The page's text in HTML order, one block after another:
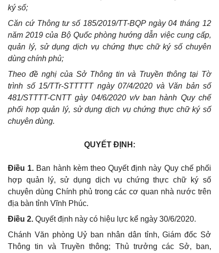
ký số;
Căn cứ Thông tư số 185/2019/TT-BQP ngày 04 tháng 12
năm 2019 của Bộ Quốc phòng hướng dẫn việc cung cấp,
quản lý, sử dụng dịch vụ chứng thực chữ ký số chuyên
dùng chính phủ;
Theo đề nghị của Sở Thông tin và Truyền thông tại Tờ
trình số 15/TTr-STTTTT ngày 07/4/2020 và Văn bản số
481/STTTT-CNTT gày 04/6/2020 v/v ban hành Quy chế
phối hợp quản lý, sử dụng dịch vụ chứng thực chữ ký số
chuyên dùng.
QUYẾT ĐỊNH:
Điều 1. Ban hành kèm theo Quyết định này Quy chế phối
hợp quản lý, sử dụng dịch vụ chứng thực chữ ký số
chuyên dùng Chính phủ trong các cơ quan nhà nước trên
địa bàn tỉnh Vĩnh Phúc.
Điều 2. Quyết định này có hiệu lực kể ngày 30/6/2020.
Chánh Văn phòng Uỷ ban nhân dân tỉnh, Giám đốc Sở
Thông tin và Truyền thông; Thủ trưởng các Sở, ban,